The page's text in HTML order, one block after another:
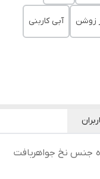
زوشن آبی کاربنی
جنس نخ جواهربافت